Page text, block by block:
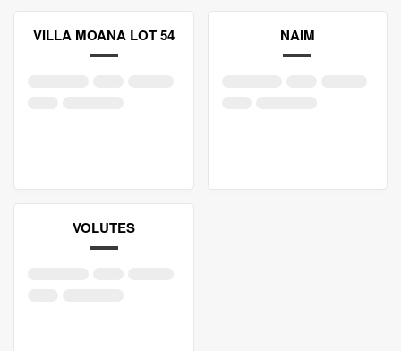
VILLA MOANA LOT 54 NAIM
VOLUTES